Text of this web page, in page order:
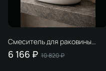
Смеситель для раковины
STWORKI Эстерсунд
S31040GB С ВНУТРЕННЕЙ
6 166 ₽ 10 820 ₽